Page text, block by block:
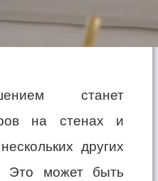
станет
на стенах и
других
Это может быть